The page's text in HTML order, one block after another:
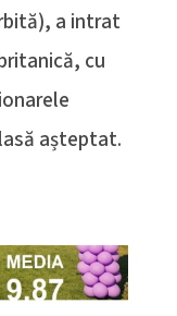
a intrat
cu
așteptat.